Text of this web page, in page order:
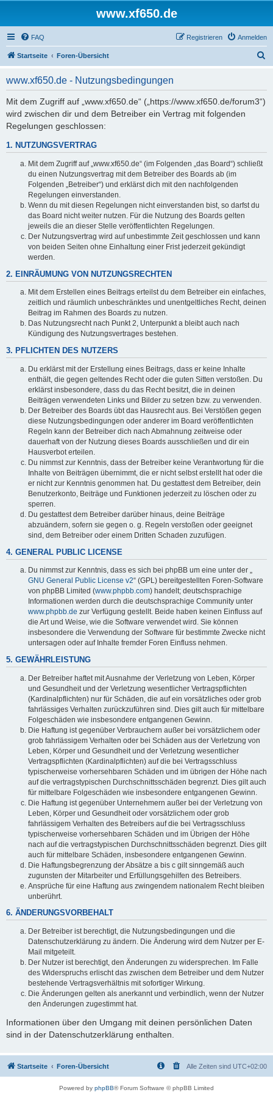
www.xf650.de
FAQ Anmelden
Registrieren
Startseite Foren-Übersicht
www.xf650.de - Nutzungsbedingungen
Mit dem Zugriff auf „www.xf650.de“ („https://www.xf650.de/forum3“)
wird zwischen dir und dem Betreiber ein Vertrag mit folgenden
Regelungen geschlossen:
1. NUTZUNGSVERTRAG
Mit dem Zugriff auf „www.xf650.de“ (im Folgenden „das Board“) schließt
du einen Nutzungsvertrag mit dem Betreiber des Boards ab (im
Folgenden „Betreiber“) und erklärst dich mit den nachfolgenden
Regelungen einverstanden.
Wenn du mit diesen Regelungen nicht einverstanden bist, so darfst du
das Board nicht weiter nutzen. Für die Nutzung des Boards gelten
jeweils die an dieser Stelle veröffentlichten Regelungen.
Der Nutzungsvertrag wird auf unbestimmte Zeit geschlossen und kann
von beiden Seiten ohne Einhaltung einer Frist jederzeit gekündigt
werden.
2. EINRÄUMUNG VON NUTZUNGSRECHTEN
Mit dem Erstellen eines Beitrags erteilst du dem Betreiber ein einfaches,
zeitlich und räumlich unbeschränktes und unentgeltliches Recht, deinen
Beitrag im Rahmen des Boards zu nutzen.
Das Nutzungsrecht nach Punkt 2, Unterpunkt a bleibt auch nach
Kündigung des Nutzungsvertrages bestehen.
3. PFLICHTEN DES NUTZERS
Du erklärst mit der Erstellung eines Beitrags, dass er keine Inhalte
enthält, die gegen geltendes Recht oder die guten Sitten verstoßen. Du
erklärst insbesondere, dass du das Recht besitzt, die in deinen
Beiträgen verwendeten Links und Bilder zu setzen bzw. zu verwenden.
Der Betreiber des Boards übt das Hausrecht aus. Bei Verstößen gegen
diese Nutzungsbedingungen oder anderer im Board veröffentlichten
Regeln kann der Betreiber dich nach Abmahnung zeitweise oder
dauerhaft von der Nutzung dieses Boards ausschließen und dir ein
Hausverbot erteilen.
Du nimmst zur Kenntnis, dass der Betreiber keine Verantwortung für die
Inhalte von Beiträgen übernimmt, die er nicht selbst erstellt hat oder die
er nicht zur Kenntnis genommen hat. Du gestattest dem Betreiber, dein
Benutzerkonto, Beiträge und Funktionen jederzeit zu löschen oder zu
sperren.
Du gestattest dem Betreiber darüber hinaus, deine Beiträge
abzuändern, sofern sie gegen o. g. Regeln verstoßen oder geeignet
sind, dem Betreiber oder einem Dritten Schaden zuzufügen.
4. GENERAL PUBLIC LICENSE
Du nimmst zur Kenntnis, dass es sich bei phpBB um eine unter der „
GNU General Public License v2“ (GPL) bereitgestellten Foren-Software
von phpBB Limited (www.phpbb.com) handelt; deutschsprachige
Informationen werden durch die deutschsprachige Community unter
www.phpbb.de zur Verfügung gestellt. Beide haben keinen Einfluss auf
die Art und Weise, wie die Software verwendet wird. Sie können
insbesondere die Verwendung der Software für bestimmte Zwecke nicht
untersagen oder auf Inhalte fremder Foren Einfluss nehmen.
5. GEWÄHRLEISTUNG
Der Betreiber haftet mit Ausnahme der Verletzung von Leben, Körper
und Gesundheit und der Verletzung wesentlicher Vertragspflichten
(Kardinalpflichten) nur für Schäden, die auf ein vorsätzliches oder grob
fahrlässiges Verhalten zurückzuführen sind. Dies gilt auch für mittelbare
Folgeschäden wie insbesondere entgangenen Gewinn.
Die Haftung ist gegenüber Verbrauchern außer bei vorsätzlichem oder
grob fahrlässigem Verhalten oder bei Schäden aus der Verletzung von
Leben, Körper und Gesundheit und der Verletzung wesentlicher
Vertragspflichten (Kardinalpflichten) auf die bei Vertragsschluss
typischerweise vorhersehbaren Schäden und im übrigen der Höhe nach
auf die vertragstypischen Durchschnittsschäden begrenzt. Dies gilt auch
für mittelbare Folgeschäden wie insbesondere entgangenen Gewinn.
Die Haftung ist gegenüber Unternehmern außer bei der Verletzung von
Leben, Körper und Gesundheit oder vorsätzlichem oder grob
fahrlässigem Verhalten des Betreibers auf die bei Vertragsschluss
typischerweise vorhersehbaren Schäden und im Übrigen der Höhe
nach auf die vertragstypischen Durchschnittsschäden begrenzt. Dies gilt
auch für mittelbare Schäden, insbesondere entgangenen Gewinn.
Die Haftungsbegrenzung der Absätze a bis c gilt sinngemäß auch
zugunsten der Mitarbeiter und Erfüllungsgehilfen des Betreibers.
Ansprüche für eine Haftung aus zwingendem nationalem Recht bleiben
unberührt.
6. ÄNDERUNGSVORBEHALT
Der Betreiber ist berechtigt, die Nutzungsbedingungen und die
Datenschutzerklärung zu ändern. Die Änderung wird dem Nutzer per E-
Mail mitgeteilt.
Der Nutzer ist berechtigt, den Änderungen zu widersprechen. Im Falle
des Widerspruchs erlischt das zwischen dem Betreiber und dem Nutzer
bestehende Vertragsverhältnis mit sofortiger Wirkung.
Die Änderungen gelten als anerkannt und verbindlich, wenn der Nutzer
den Änderungen zugestimmt hat.
Informationen über den Umgang mit deinen persönlichen Daten
sind in der Datenschutzerklärung enthalten.
Startseite Foren-Übersicht Alle Zeiten sind UTC+02:00
Powered by phpBB® Forum Software © phpBB Limited